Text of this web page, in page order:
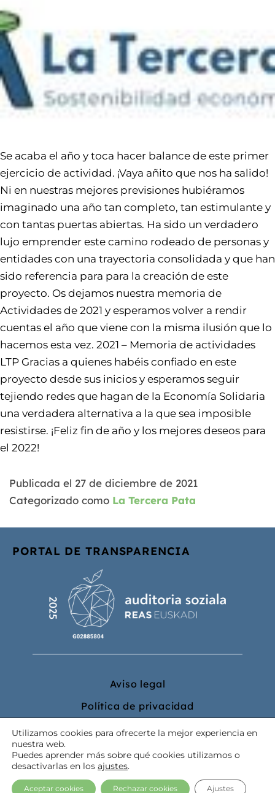
Se acaba el año y toca hacer balance de este primer
ejercicio de actividad. ¡Vaya añito que nos ha salido!
Ni en nuestras mejores previsiones hubiéramos
imaginado una año tan completo, tan estimulante y
con tantas puertas abiertas. Ha sido un verdadero
lujo emprender este camino rodeado de personas y
entidades con una trayectoria consolidada y que han
sido referencia para para la creación de este
proyecto. Os dejamos nuestra memoria de
Actividades de 2021 y esperamos volver a rendir
cuentas el año que viene con la misma ilusión que lo
hacemos esta vez. 2021 – Memoria de actividades
LTP Gracias a quienes habéis confiado en este
proyecto desde sus inicios y esperamos seguir
tejiendo redes que hagan de la Economía Solidaria
una verdadera alternativa a la que sea imposible
resistirse. ¡Feliz fin de año y los mejores deseos para
el 2022!
Publicada el 27 de diciembre de 2021
Categorizado como La Tercera Pata
PORTAL DE TRANSPARENCIA
Aviso legal
Política de privacidad
Política de cookies
@2023 La Tercera Pata. Todos los derechos reservados.
Utilizamos cookies para ofrecerte la mejor experiencia en
nuestra web.
Puedes aprender más sobre qué cookies utilizamos o
desactivarlas en los ajustes.
Aceptar cookies Rechazar cookies Ajustes